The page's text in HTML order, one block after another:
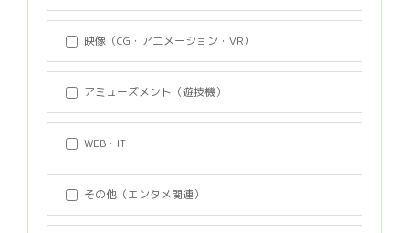
映像（CG・アニメーション・VR）
アミューズメント（遊技機）
WEB・IT
その他（エンタメ関連）